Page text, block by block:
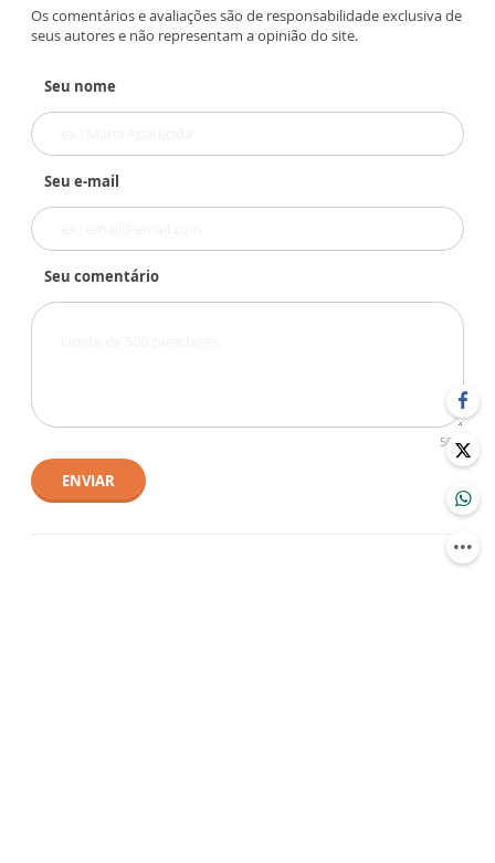
Os comentários e avaliações são de responsabilidade exclusiva de
seus autores e não representam a opinião do site.
Seu nome
Seu e-mail
Seu comentário
500
ENVIAR